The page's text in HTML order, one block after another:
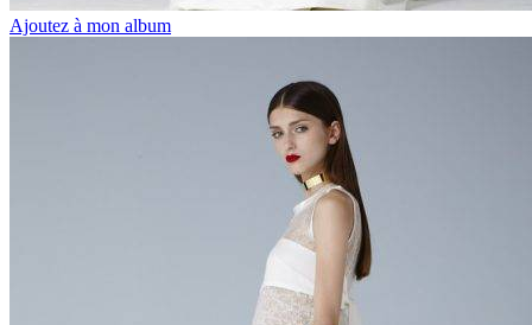
Ajoutez à mon album